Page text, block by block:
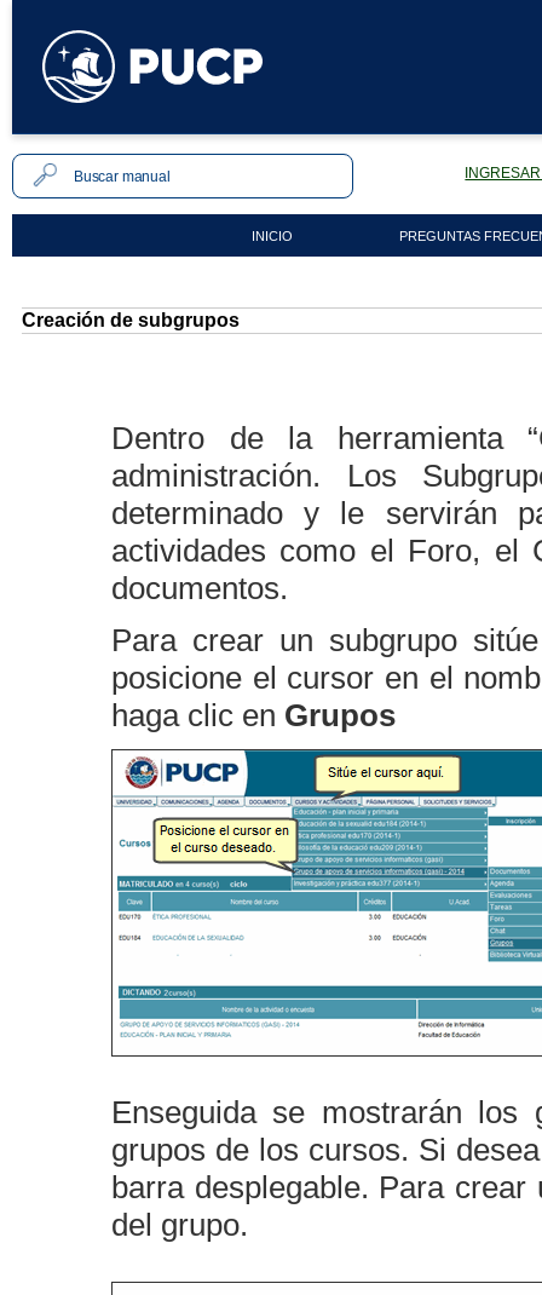
INICIO PREGUNTAS
Creación de subgrupos
Dentro de la herramienta
administración. Los
determinado y le servirán
actividades como el Foro, el
documentos.
Para crear un subgrupo
posicione el cursor en el
haga clic en Grupos
Enseguida se mostrarán
grupos de los cursos. Si
barra desplegable. Para
del grupo.